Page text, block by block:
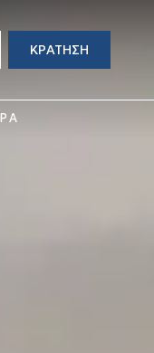
ΚΡΑΤΗΣΗ